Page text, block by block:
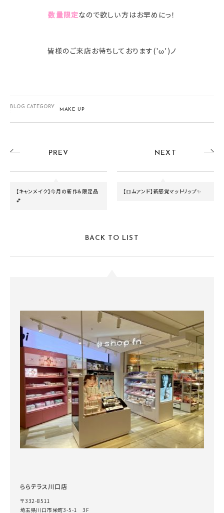
数量限定なので欲しい方はお早めにっ！
皆様のご来店お待ちしております('ω')ノ
BLOG CATEGORY
:
MAKE UP
PREV
【キャンメイク】今月の新作＆限定品
💕
NEXT
【ロムアンド】新感覚マットリップ✨
BACK TO LIST
ららテラス川口店
〒332-8511
埼玉県川口市栄町3-5-1 3F